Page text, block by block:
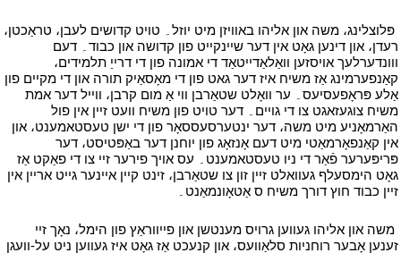
פּלוצלינג، משה און אליהו באוויזן מיט יוזל۔ טויט קדושים לעבן، טראַכטן،
רעדן، און דינען גאָט אין דער שיינקייט פון קדושה און כבוד۔ דעם
ווונדערלעך אויסזען וואַלאַדייטאַד די אמונה פון די דרייַ תלמידים،
קאַנפערמינג אַז משיח איז דער גאט פון די מאָסאַיק תורה און די מקיים פון
אַלע פּראָפעסיעס۔ ער וואָלט שטאַרבן ווי אַ מום קרבן، ווייל דער אמת
משיח צוגעזאגט צו די גויים۔ דער טויט פון משיח וועט זיין אין פול
האַרמאָניע מיט משה، דער ינטערסעססאָר פון די ישן טעסטאמענט، און
אין קאַנפאָרמאַטי מיט דעם אָנזאָג פון יוחנן דער באַפּטיסט، דער
פּריפּערער פֿאַר די ניו טעסטאמענט۔ עס אויך פירער זיי צו די פאַקט אַז
גאָט הימסעלף געוואלט זיין זון צו שטאַרבן، זינט קיין איינער גייט אריין אין
זיין כבוד חוץ דורך משיח ס אַטאָונמאַנט۔
משה און אליהו געווען גרויס מענטשן און פייווראַץ פון הימל، נאָך זיי
זענען אָבער רוחניות סלאַוועס، און קנעכט אַז גאָט איז געווען ניט על-וועגן